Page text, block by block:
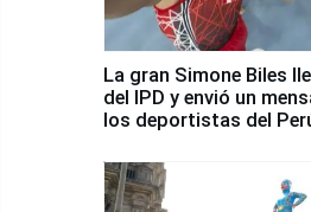
La gran Simone Biles
del IPD y envió un
los deportistas del